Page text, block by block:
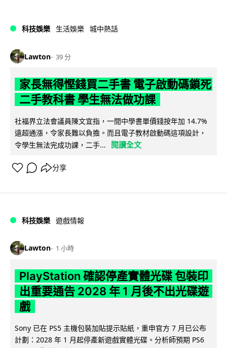
科技娛樂 生活娛樂 城中熱話
Lawton 39 分
家長無得慳錢買二手書 電子啟動碼鎖死
二手教科書 學生無法做功課
社福界立法會議員陳文宜指，一間中學書單價錢按年加 14.7%
遠超通漲，令家長難以負擔。而且電子教材啟動碼這項設計，
令學生無法完成功課，二手...
閱讀全文
分享
科技娛樂 遊戲情報
Lawton 1 小時
PlayStation 確認停產實體光碟 包裝印
出重要通告 2028 年 1 月後不出光碟遊
戲
Sony 已在 PS5 主機包裝加貼提示貼紙，重申官方 7 月已公布
計劃：2028 年 1 月起停產新遊戲實體光碟。分析師預期 PS6